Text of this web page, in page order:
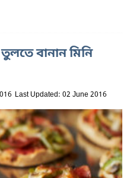
বানান মিনি
Last Updated: 02 June 2016